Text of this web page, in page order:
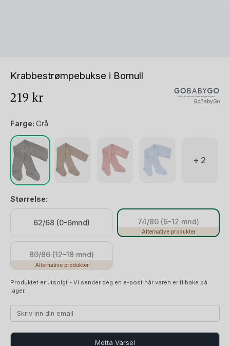
Krabbestrømpebukse i Bomull
219 kr GoBabyGo
Farge: Grå
+ 2
Størrelse:
62/68 (0-6mnd) 74/80 (6-12 mnd)
Alternative produkter
80/86 (12-18 mnd)
Alternative produkter
Produktet er utsolgt - Vi sender deg en e-post når varen er tilbake på
lager.
Motta Varsel